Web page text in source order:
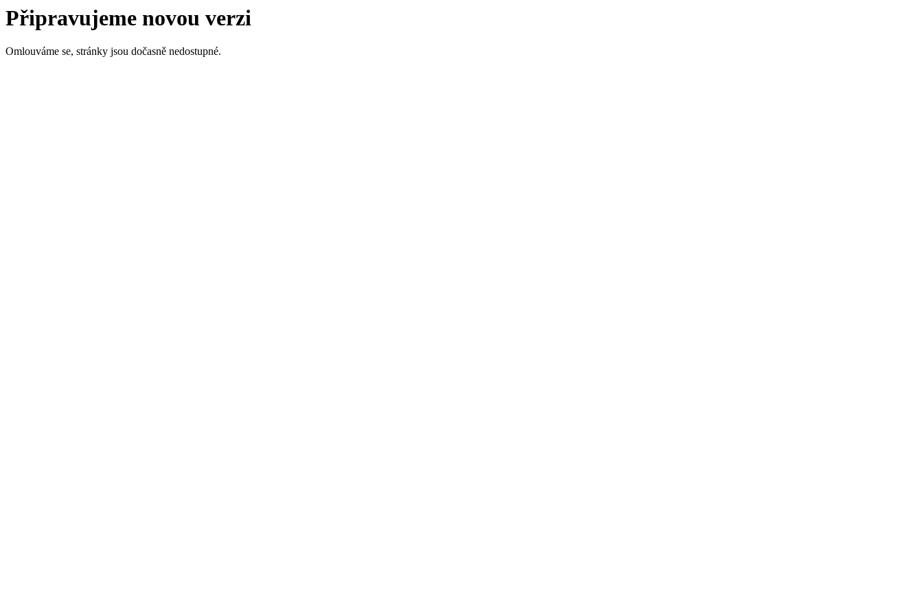
Připravujeme novou verzi
Omlouváme se, stránky jsou dočasně nedostupné.